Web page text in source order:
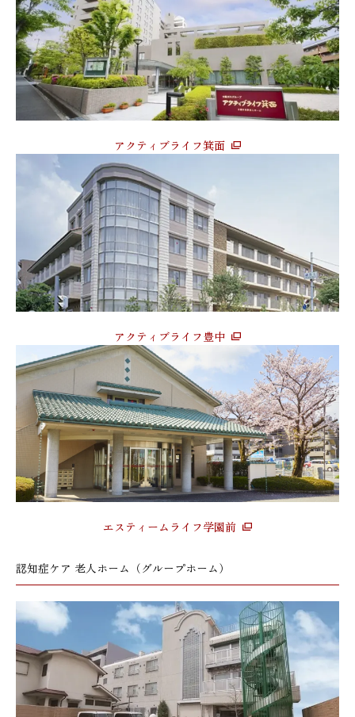
アクティブライフ箕面
アクティブライフ豊中
エスティームライフ学園前
認知症ケア 老人ホーム（グループホーム）